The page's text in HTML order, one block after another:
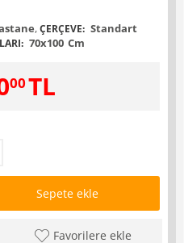
,ÇERÇEVE: Standart
70x100 Cm
00TL
Sepete ekle
Favorilere ekle